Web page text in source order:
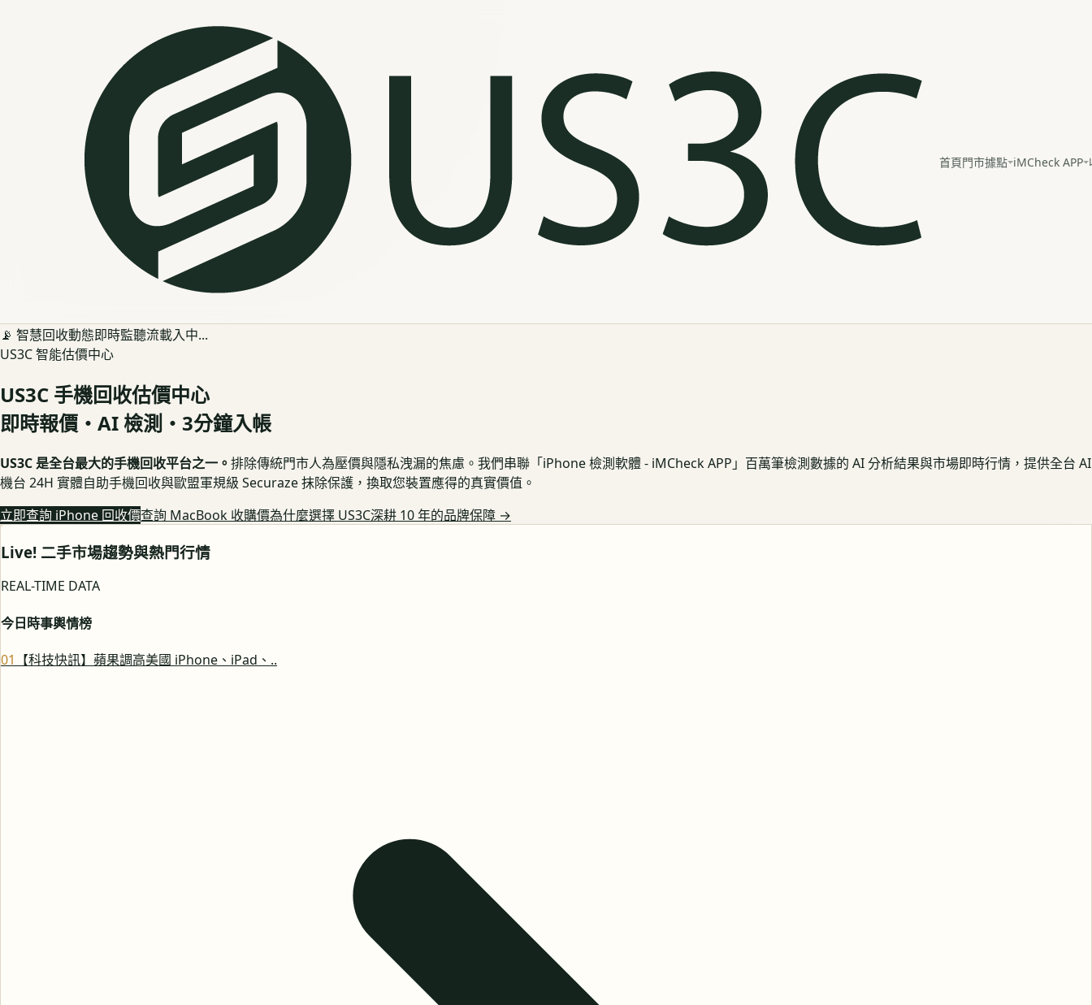
首頁門市據點 iMCheck APP
📡 智慧回收動態即時監聽流載入中...
US3C 智能估價中心
US3C 手機回收估價中心
即時報價・AI 檢測・3分鐘入帳
US3C 是全台最大的手機回收平台之一。 排除傳統門市人為壓價與隱私洩漏的焦慮。我們串聯「iPhone 檢測軟體 - iMCheck APP」百萬筆檢測數據的 AI 分析結果與市場即時行情，提供全台 AI
機台 24H 實體自助手機回收與歐盟軍規級 Securaze 抹除保護，換取您裝置應得的真實價值。
立即查詢 iPhone 回收價查詢 MacBook 收購價為什麼選擇 US3C深耕 10 年的品牌保障 →
Live! 二手市場趨勢與熱門行情
REAL-TIME DATA
今日時事輿情榜
01 【科技快訊】蘋果調高美國 iPhone、iPad、..